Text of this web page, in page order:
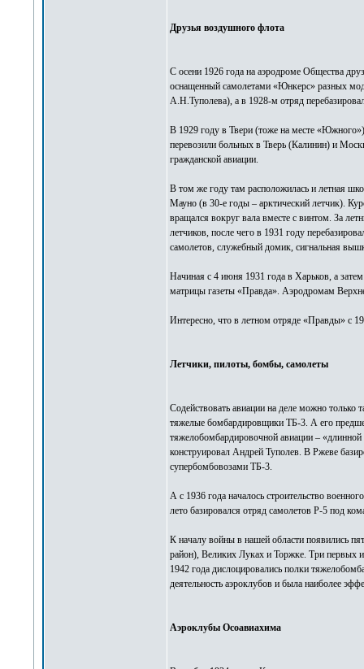
Друзья воздушного флота
С осени 1926 года на аэродроме Общества
оснащенный самолетами «Юнкерс» разных
А.Н.Туполева), а в 1928-м отряд
В 1929 году в Твери (тоже на месте
перевозили больных в Тверь (Калинин) и
гражданской авиации.
В том же году там расположилась и летная
Мауно (в 30-е годы – арктический летчик).
вращался вокруг вала вместе с винтом. За
летчиков, после чего в 1931 году
самолетов, служебный домик, сигнальная
Начиная с 4 июня 1931 года в Харьков, а
матрицы газеты «Правда». Аэродромам
Интересно, что в летном отряде «Правды» с
Летчики, пилоты, бомбы, самолеты
Содействовать авиации на деле можно
тяжелые бомбардировщики ТБ-3. А его
тяжелобомбардировочной авиации –
конструировал Андрей Туполев. В Ржеве
супербомбовозами ТБ-3.
А с 1936 года началось строительство
лето базировался отряд самолетов Р-5 под
К началу войны в нашей области появились
район), Великих Луках и Торжке. Три первых
1942 года дислоцировались полки
деятельность аэроклубов и была наиболее
Аэроклубы Осоавиахима